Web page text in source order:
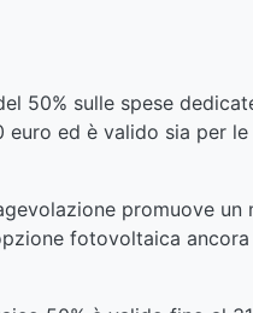
50% sulle spese
ed è valido sia per
promuove un
fotovoltaica ancora